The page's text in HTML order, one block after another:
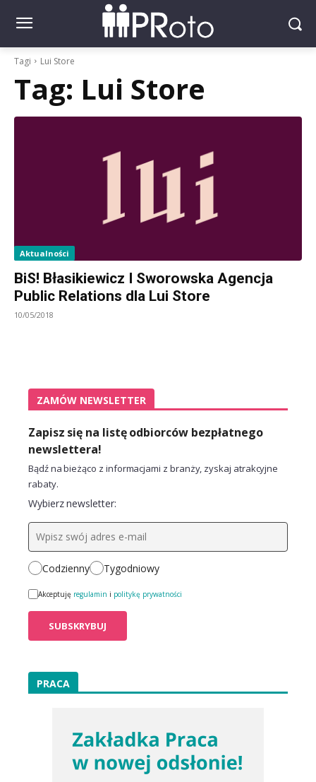
Tagi Lui Store
Tag: Lui Store
Aktualności
BiS! Błasikiewicz I Sworowska Agencja
Public Relations dla Lui Store
10/05/2018
ZAMÓW NEWSLETTER
Zapisz się na listę odbiorców bezpłatnego
newslettera!
Bądź na bieżąco z informacjami z branży, zyskaj atrakcyjne
rabaty.
Wybierz newsletter:
Codzienny Tygodniowy
Akceptuję regulamin i politykę prywatności
PRACA